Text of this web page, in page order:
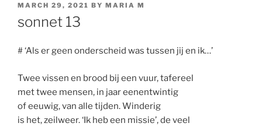
POSTED
MARCH 29, 2021 BY MARIA M
sonnet 13
# ‘Als er geen onderscheid was tussen jij en ik…’
Twee vissen en brood bij een vuur, tafereel
met twee mensen, in jaar eenentwintig
of eeuwig, van alle tijden. Winderig
is het, zeilweer. ‘Ik heb een missie’, de veel